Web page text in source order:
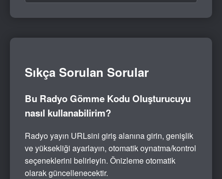
Sıkça Sorulan Sorular
Bu Radyo Gömme Kodu Oluşturucuyu
nasıl kullanabilirim?
Radyo yayın URLsini giriş alanına girin, genişlik
ve yüksekliği ayarlayın, otomatik oynatma/kontrol
seçeneklerini belirleyin. Önizleme otomatik
olarak güncellenecektir.